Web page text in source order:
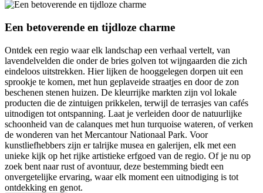
Een betoverende en tijdloze charme
Ontdek een regio waar elk landschap een verhaal vertelt, van
lavendelvelden die onder de bries golven tot wijngaarden die zich
eindeloos uitstrekken. Hier lijken de hooggelegen dorpen uit een
sprookje te komen, met hun geplaveide straatjes en door de zon
beschenen stenen huizen. De kleurrijke markten zijn vol lokale
producten die de zintuigen prikkelen, terwijl de terrasjes van cafés
uitnodigen tot ontspanning. Laat je verleiden door de natuurlijke
schoonheid van de calanques met hun turquoise wateren, of verken
de wonderen van het Mercantour Nationaal Park. Voor
kunstliefhebbers zijn er talrijke musea en galerijen, elk met een
unieke kijk op het rijke artistieke erfgoed van de regio. Of je nu op
zoek bent naar rust of avontuur, deze bestemming biedt een
onvergetelijke ervaring, waar elk moment een uitnodiging is tot
ontdekking en genot.